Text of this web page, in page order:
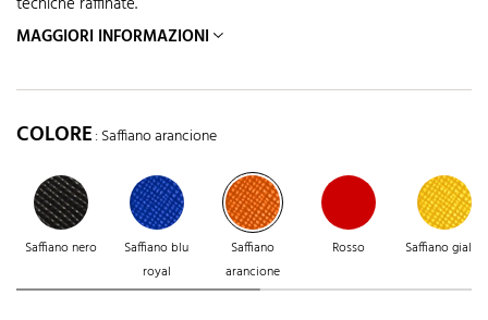
MAGGIORI INFORMAZIONI
COLORE: Saffiano arancione
Saffiano nero
Saffiano blu
royal
Saffiano
arancione
Rosso Saffiano giallo